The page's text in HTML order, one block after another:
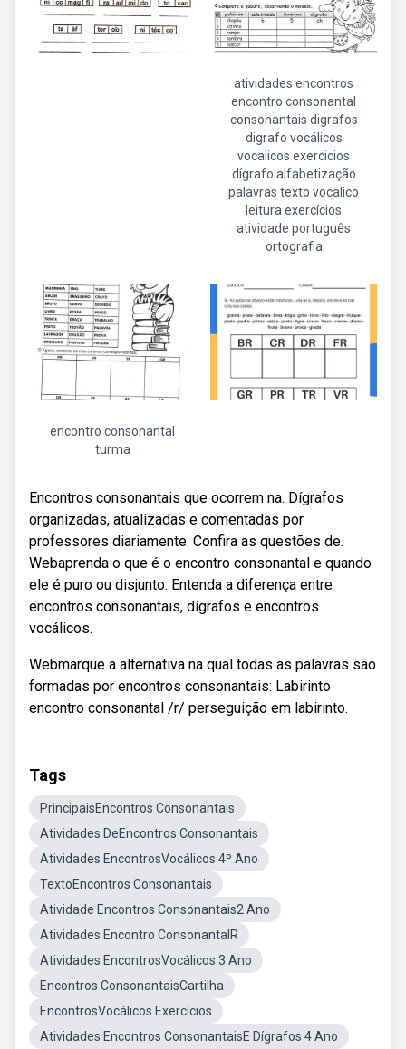
atividades encontros
encontro consonantal
consonantais digrafos
digrafo vocálicos
vocalicos exercicios
dígrafo alfabetização
palavras texto vocalico
leitura exercícios
atividade português
ortografia
encontro consonantal
turma
Encontros consonantais que ocorrem na. Dígrafos
organizadas, atualizadas e comentadas por
professores diariamente. Confira as questões de.
Webaprenda o que é o encontro consonantal e quando
ele é puro ou disjunto. Entenda a diferença entre
encontros consonantais, dígrafos e encontros
vocálicos.
Webmarque a alternativa na qual todas as palavras são
formadas por encontros consonantais: Labirinto
encontro consonantal /r/ perseguição em labirinto.
Tags
PrincipaisEncontros Consonantais
Atividades DeEncontros Consonantais
Atividades EncontrosVocálicos 4º Ano
TextoEncontros Consonantais
Atividade Encontros Consonantais2 Ano
Atividades Encontro ConsonantalR
Atividades EncontrosVocálicos 3 Ano
Encontros ConsonantaisCartilha
EncontrosVocálicos Exercícios
Atividades Encontros ConsonantaisE Dígrafos 4 Ano